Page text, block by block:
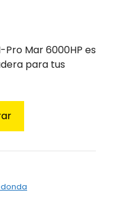
Pro Mar 6000HP es
para tus